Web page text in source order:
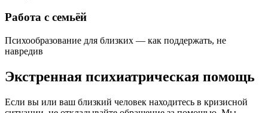
Работа с семьёй
Психообразование для близких — как поддержать, не
навредив
Экстренная психиатрическая помощь
Если вы или ваш близкий человек находитесь в кризисной